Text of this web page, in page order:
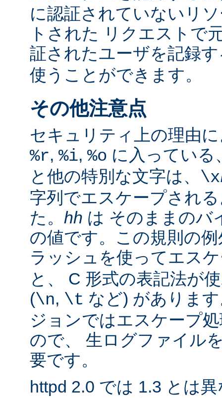
に認証されていないリ
トされた リクエストで
証されたユーザを記録
使うことができます。
その他注意点
セキュリティ上の理由
%r, %i, %o に入っている
と他の特別な文字は、 \x
字列でエスケープされ
た。 hh は そのままのバ
の値です。この規則の
ラッシュを使ってエス
と、 C 形式の表記法が
(\n, \t など) がありま
ジョンではエスケープ
ので、 生ログファイル
要です。
httpd 2.0 では 1.3 とは